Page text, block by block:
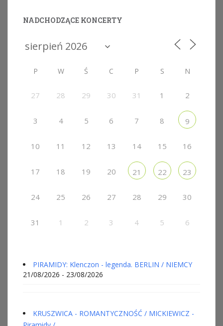
NADCHODZĄCE KONCERTY
P W Ś C P S N
27 28 29 30 31 1 2
3 4 5 6 7 8 9
10 11 12 13 14 15 16
17 18 19 20 21 22 23
24 25 26 27 28 29 30
31 1 2 3 4 5 6
PIRAMIDY: Klenczon - legenda. BERLIN / NIEMCY
21/08/2026 - 23/08/2026
KRUSZWICA - ROMANTYCZNOŚĆ / MICKIEWICZ -